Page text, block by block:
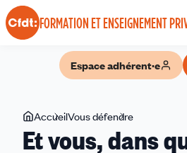
Panneau de gestion des cookies
FORMATION ET ENSEIGNEMENT
Espace adhérent·e
Vous
êtes
ici
AccueilVous défendre
vous,
Et vous, dans